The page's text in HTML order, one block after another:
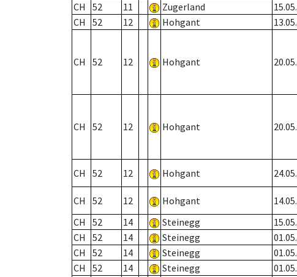
CH
52 11 Zugerland
CH
52 12 Hohgant
CH 52 12 Hohgant
CH 52 12 Hohgant
CH
52 12 Hohgant
CH 52 12 Hohgant
CH
52 14 Steinegg
CH
52 14 Steinegg
CH
52 14 Steinegg
CH
52 14 Steinegg